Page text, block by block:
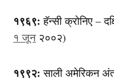
१९६९: हॅन्सी क्रोनिए –
१ जून२००२)
१९९२: साली अमेरिकन